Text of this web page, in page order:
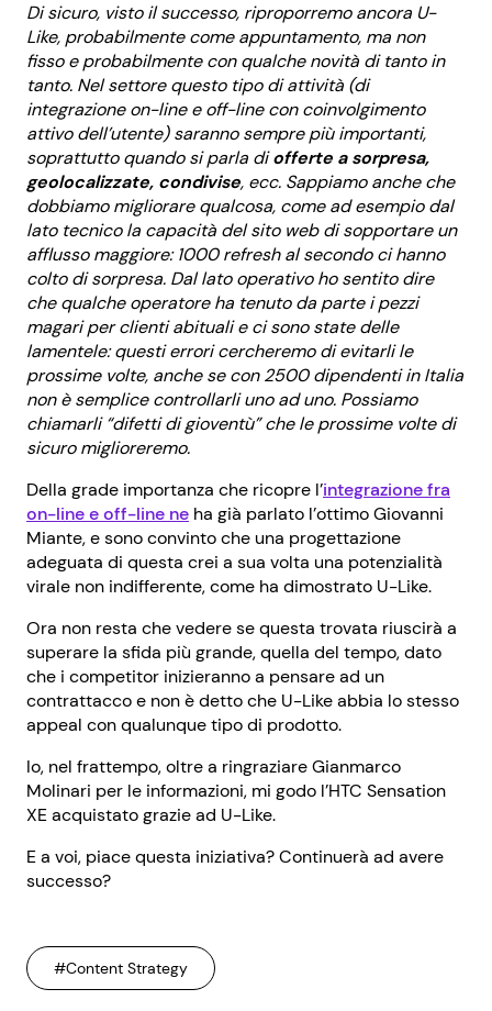
Di sicuro, visto il successo, riproporremo ancora U-
Like, probabilmente come appuntamento, ma non
fisso e probabilmente con qualche novità di tanto in
tanto. Nel settore questo tipo di attività (di
integrazione on-line e off-line con coinvolgimento
attivo dell’utente) saranno sempre più importanti,
soprattutto quando si parla diofferte a sorpresa,
geolocalizzate, condivise, ecc. Sappiamo anche che
dobbiamo migliorare qualcosa, come ad esempio dal
lato tecnico la capacità del sito web di sopportare un
afflusso maggiore: 1000 refresh al secondo ci hanno
colto di sorpresa. Dal lato operativo ho sentito dire
che qualche operatore ha tenuto da parte i pezzi
magari per clienti abituali e ci sono state delle
lamentele: questi errori cercheremo di evitarli le
prossime volte, anche se con 2500 dipendenti in Italia
non è semplice controllarli uno ad uno. Possiamo
chiamarli “difetti di gioventù” che le prossime volte di
sicuro miglioreremo.
Della grade importanza che ricopre l’integrazione fra
on-line e off-line ne ha già parlato l’ottimo Giovanni
Miante, e sono convinto che una progettazione
adeguata di questa crei a sua volta una potenzialità
virale non indifferente, come ha dimostrato U-Like.
Ora non resta che vedere se questa trovata riuscirà a
superare la sfida più grande, quella del tempo, dato
che i competitor inizieranno a pensare ad un
contrattacco e non è detto che U-Like abbia lo stesso
appeal con qualunque tipo di prodotto.
Io, nel frattempo, oltre a ringraziare Gianmarco
Molinari per le informazioni, mi godo l’HTC Sensation
XE acquistato grazie ad U-Like.
E a voi, piace questa iniziativa? Continuerà ad avere
successo?
#Content Strategy